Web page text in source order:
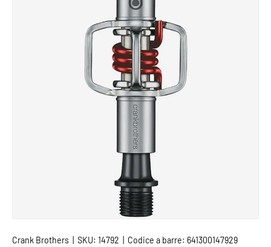
Crank Brothers SKU: 14792 Codice a barre: 641300147929